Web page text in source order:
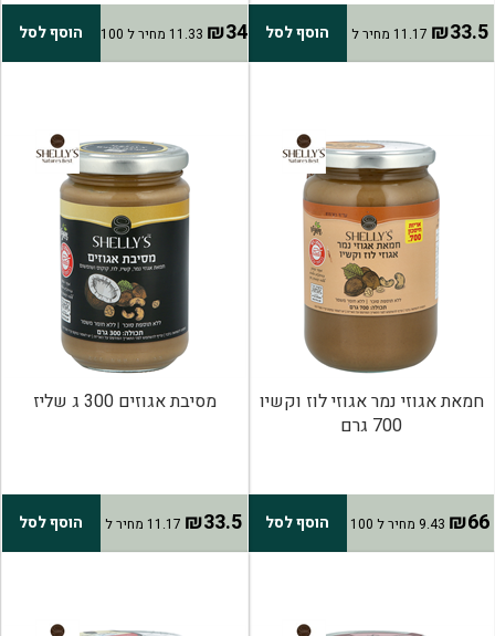
₪33.5 11.17 מחיר ל הוסף לסל ₪34 11.33 מחיר ל 100 הוסף לסל
חמאת אגוזי נמר אגוזי לוז וקשיו
700 גרם
₪66 9.43 מחיר ל 100 הוסף לסל
מסיבת אגוזים 300 ג שליז
₪33.5 11.17 מחיר ל הוסף לסל